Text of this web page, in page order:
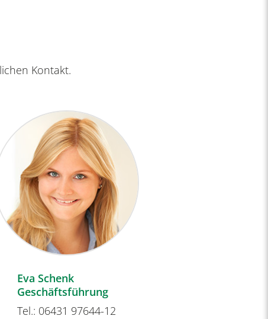
Kontakt.
Eva Schenk
Geschäftsführung
Tel.: 06431 97644-12